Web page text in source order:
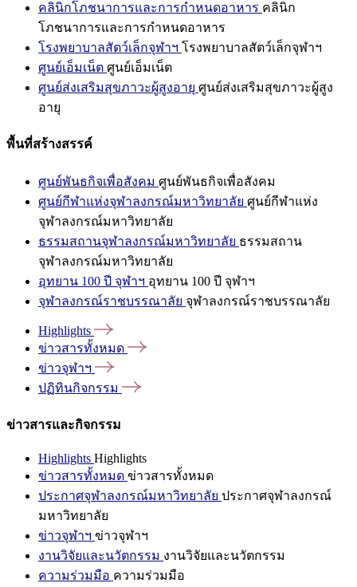
คลินิกโภชนาการและการกำหนดอาหาร คลินิก
โภชนาการและการกำหนดอาหาร
โรงพยาบาลสัตว์เล็กจุฬาฯ โรงพยาบาลสัตว์เล็กจุฬาฯ
ศูนย์เอ็มเน็ต ศูนย์เอ็มเน็ต
ศูนย์ส่งเสริมสุขภาวะผู้สูงอายุ ศูนย์ส่งเสริมสุขภาวะผู้สูง
อายุ
พื้นที่สร้างสรรค์
ศูนย์พันธกิจเพื่อสังคม ศูนย์พันธกิจเพื่อสังคม
ศูนย์กีฬาแห่งจุฬาลงกรณ์มหาวิทยาลัย ศูนย์กีฬาแห่ง
จุฬาลงกรณ์มหาวิทยาลัย
ธรรมสถานจุฬาลงกรณ์มหาวิทยาลัย ธรรมสถาน
จุฬาลงกรณ์มหาวิทยาลัย
อุทยาน 100 ปี จุฬาฯ อุทยาน 100 ปี จุฬาฯ
จุฬาลงกรณ์ราชบรรณาลัย จุฬาลงกรณ์ราชบรรณาลัย
Highlights
ข่าวสารทั้งหมด
ข่าวจุฬาฯ
ปฏิทินกิจกรรม
ข่าวสารและกิจกรรม
Highlights Highlights
ข่าวสารทั้งหมด ข่าวสารทั้งหมด
ประกาศจุฬาลงกรณ์มหาวิทยาลัย ประกาศจุฬาลงกรณ์
มหาวิทยาลัย
ข่าวจุฬาฯ ข่าวจุฬาฯ
งานวิจัยและนวัตกรรม งานวิจัยและนวัตกรรม
ความร่วมมือ ความร่วมมือ